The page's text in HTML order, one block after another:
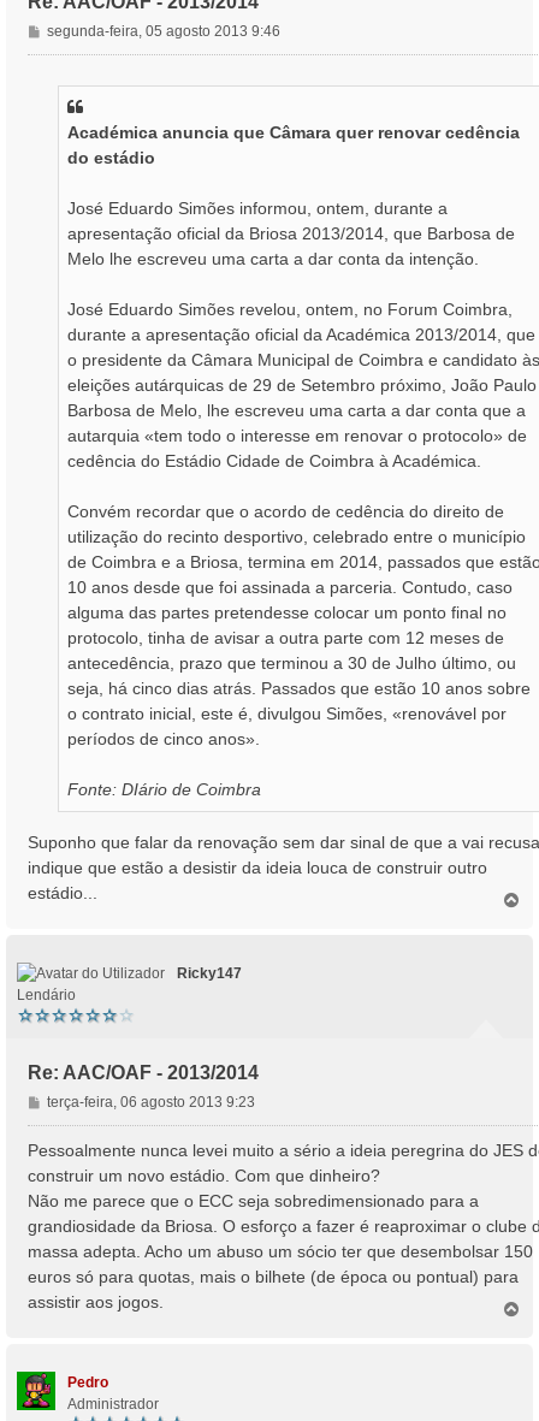
M
e
segunda-feira, 05 agosto 2013 9:46
Académica anuncia que Câmara quer renovar cedência
do estádio
José Eduardo Simões informou, ontem, durante a
apresentação oficial da Briosa 2013/2014, que Barbosa de
Melo lhe escreveu uma carta a dar conta da intenção.
José Eduardo Simões revelou, ontem, no Forum Coimbra,
durante a apresentação oficial da Académica 2013/2014, que
o presidente da Câmara Municipal de Coimbra e candidato às
eleições autárquicas de 29 de Setembro próximo, João Paulo
Barbosa de Melo, lhe escreveu uma carta a dar conta que a
autarquia «tem todo o interesse em renovar o protocolo» de
cedência do Estádio Cidade de Coimbra à Académica.
Convém recordar que o acor­do de cedência do direito de
utilização do recinto desportivo, celebrado entre o município
de Coimbra e a Briosa, termina em 2014, passados que
10 anos desde que foi assinada a parceria. Contudo, caso
alguma das partes pretendesse colocar um ponto final no
protocolo, tinha de avisar a outra parte com 12 meses de
antecedência, prazo que terminou a 30 de Julho último, ou
seja, há cinco dias atrás. Passados que estão 10 anos sobre
o contrato inicial, este é, divulgou Simões, «renovável por
períodos de cinco anos».
Fonte: DIário de Coimbra
Suponho que falar da renovação sem dar sinal de que a vai
indique que estão a desistir da ideia louca de construir outro
estádio...
Ricky147
Lendário
Re: AAC/OAF - 2013/2014
M
e
n
g
e
m
terça-feira, 06 agosto 2013 9:23
Pessoalmente nunca levei muito a sério a ideia peregrina do JES
construir um novo estádio. Com que dinheiro?
Não me parece que o ECC seja sobredimensionado para a
grandiosidade da Briosa. O esforço a fazer é reaproximar o clube
massa adepta. Acho um abuso um sócio ter que desembolsar 150
euros só para quotas, mais o bilhete (de época ou pontual) para
assistir aos jogos.
Pedro
Administrador